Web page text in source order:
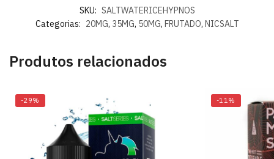
SKU: SALTWATERICEHYPNOS
Categorias: 20MG, 35MG, 50MG, FRUTADO, NICSALT
Produtos relacionados
-29% -11%